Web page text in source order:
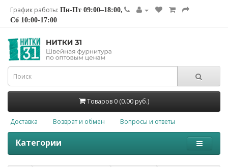
График работы: Пн-Пт 09:00–18:00,
Сб 10:00-17:00
Товаров 0 (0.00 руб.)
Доставка Возврат и обмен Вопросы и ответы
Категории